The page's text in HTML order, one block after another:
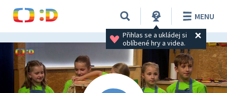
Přihlas se a ukládej si
oblíbené hry a videa.
MENU